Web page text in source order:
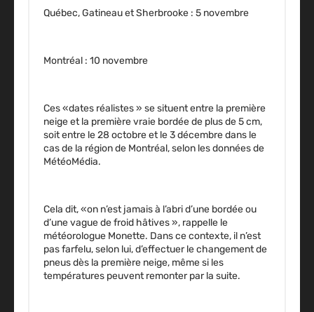
Québec, Gatineau et Sherbrooke : 5 novembre
Montréal : 10 novembre
Ces «dates réalistes » se situent entre la première
neige et la première vraie bordée de plus de 5 cm,
soit entre le 28 octobre et le 3 décembre dans le
cas de la région de Montréal, selon les données de
MétéoMédia.
Cela dit, «on n’est jamais à l’abri d’une bordée ou
d’une vague de froid hâtives », rappelle le
météorologue Monette. Dans ce contexte, il n’est
pas farfelu, selon lui, d’effectuer le changement de
pneus dès la première neige, même si les
températures peuvent remonter par la suite.